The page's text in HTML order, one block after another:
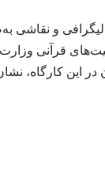
و نقاشی
قرآنی
این کارگاه،